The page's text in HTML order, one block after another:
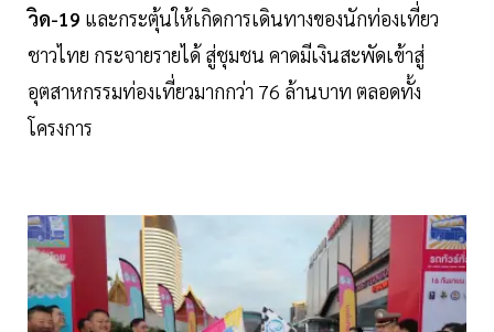
วิด-19 และกระตุ้นให้เกิดการเดินทางของนักท่องเที่ยว
ชาวไทย กระจายรายได้ สู่ชุมชน คาดมีเงินสะพัดเข้าสู่
อุตสาหกรรมท่องเที่ยวมากกว่า 76 ล้านบาท ตลอดทั้ง
โครงการ